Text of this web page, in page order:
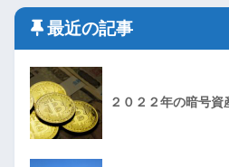
最近の記事
２０２２年の暗号資